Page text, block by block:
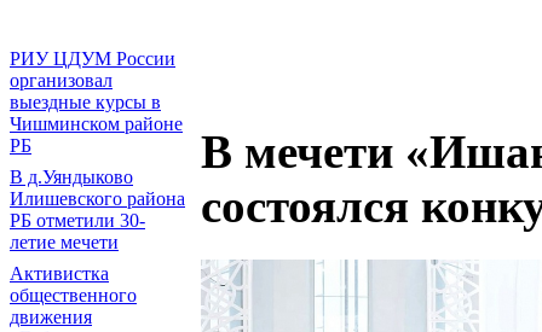
РИУ ЦДУМ России
организовал
выездные курсы в
Чишминском районе
РБ
В д.Уяндыково
Илишевского района
РБ отметили 30-
летие мечети
Активистка
общественного
движения
В мечети
состоялся